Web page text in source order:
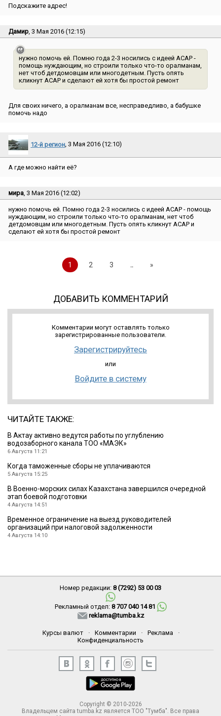
Подскажите адрес!
Дамир, 3 Мая 2016 (12:15)
нужно помочь ей. Помню года 2-3 носились с идеей АСАР -
помощь нуждающим, но строили только что-то оралманам,
нет чтоб детдомовцам или многодетным. Пусть опять
кликнут АСАР и сделают ей хотя бы простой ремонт
Для своих ничего, а оралманам все, несправедливо, а бабушке
помочь надо
12-й регион, 3 Мая 2016 (12:10)
А где можно найти её?
мира, 3 Мая 2016 (12:02)
нужно помочь ей. Помню года 2-3 носились с идеей АСАР - помощь
нуждающим, но строили только что-то оралманам, нет чтоб
детдомовцам или многодетным. Пусть опять кликнут АСАР и
сделают ей хотя бы простой ремонт
1 2 3 .. »
ДОБАВИТЬ КОММЕНТАРИЙ
Комментарии могут оставлять только
зарегистрированные пользователи.
Зарегистрируйтесь
или
Войдите в систему
ЧИТАЙТЕ ТАКЖЕ:
В Актау активно ведутся работы по углублению
водозаборного канала ТОО «МАЭК»
6 Августа 11:21
Когда таможенные сборы не уплачиваются
5 Августа 15:25
В Военно-морских силах Казахстана завершился очередной
этап боевой подготовки
4 Августа 14:51
Временное ограничение на выезд руководителей
организаций при налоговой задолженности
4 Августа 14:10
Номер редакции: 8 (7292) 53 00 03
Рекламный отдел: 8 707 040 14 81
reklama@tumba.kz
Курсы валют · Комментарии · Реклама
·
Конфиденциальность
Copyright © 2010-2026
Владельцем сайта tumba.kz является ТОО "Тумба". Все права